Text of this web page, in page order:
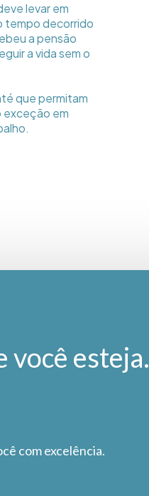
levar em
tempo decorrido
a pensão
a vida sem o
que permitam
exceção em
você esteja.
com excelência.